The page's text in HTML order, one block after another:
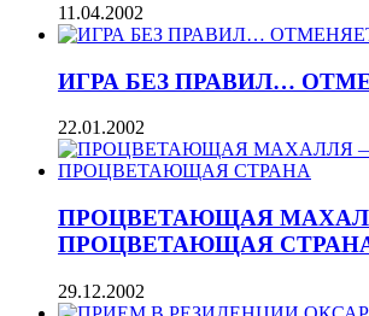
11.04.2002
ИГРА БЕЗ ПРАВИЛ…
22.01.2002
ПРОЦВЕТАЮЩАЯ
ПРОЦВЕТАЮЩАЯ
29.12.2002